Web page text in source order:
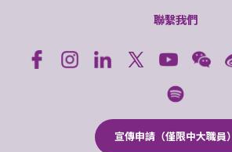
聯繫我們
宣傳申請（僅限中大職員）